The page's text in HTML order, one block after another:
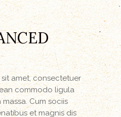
amet, consectetuer
commodo ligula
Cum sociis
et magnis dis